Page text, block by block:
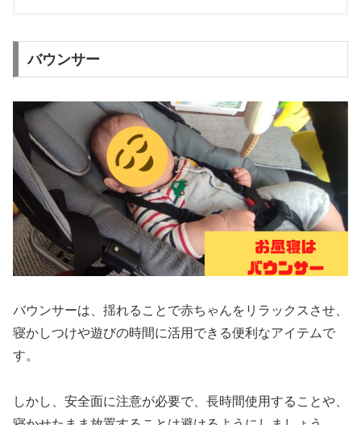
バウンサー
バウンサーは、揺れることで赤ちゃんをリラックスさせ、
寝かしつけや遊びの時間に活用できる便利なアイテムで
す。
しかし、安全面に注意が必要で、長時間使用することや、